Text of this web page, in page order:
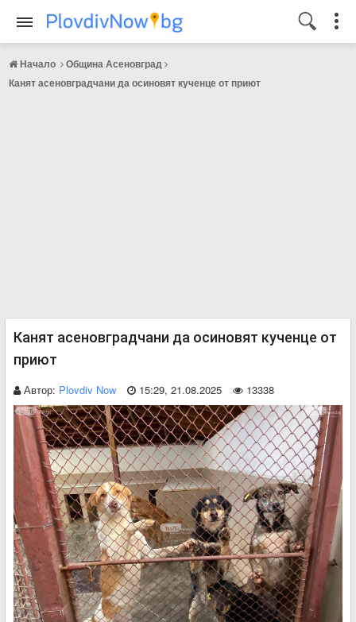
Начало
Община Асеновград
Канят асеновградчани да осиновят кученце от приют
Канят асеновградчани да осиновят кученце от
приют
Автор: Plovdiv Now 15:29, 21.08.2025 13338